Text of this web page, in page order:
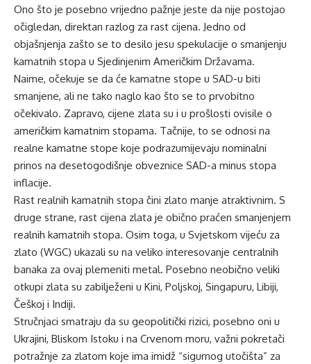
Ono što je posebno vrijedno pažnje jeste da nije postojao
očigledan, direktan razlog za rast cijena. Jedno od
objašnjenja zašto se to desilo jesu spekulacije o smanjenju
kamatnih stopa u Sjedinjenim Američkim Državama.
Naime, očekuje se da će kamatne stope u SAD-u biti
smanjene, ali ne tako naglo kao što se to prvobitno
očekivalo. Zapravo, cijene zlata su i u prošlosti ovisile o
američkim kamatnim stopama. Tačnije, to se odnosi na
realne kamatne stope koje podrazumijevaju nominalni
prinos na desetogodišnje obveznice SAD-a minus stopa
inflacije.
Rast realnih kamatnih stopa čini zlato manje atraktivnim. S
druge strane, rast cijena zlata je obično praćen smanjenjem
realnih kamatnih stopa. Osim toga, u Svjetskom vijeću za
zlato (WGC) ukazali su na veliko interesovanje centralnih
banaka za ovaj plemeniti metal. Posebno neobično veliki
otkupi zlata su zabilježeni u Kini, Poljskoj, Singapuru, Libiji,
Češkoj i Indiji.
Stručnjaci smatraju da su geopolitički rizici, posebno oni u
Ukrajini, Bliskom Istoku i na Crvenom moru, važni pokretači
potražnje za zlatom koje ima imidž “sigurnog utočišta” za